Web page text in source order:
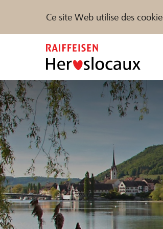
Ce site Web utilise des
Parrainer Soutien &
Trouvez des projets et des
DE FR IT